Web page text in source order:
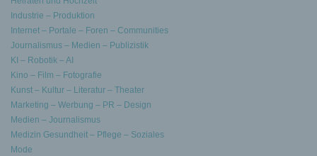
Industrie – Produktion
Internet – Portale – Foren – Communities
Journalismus – Medien – Publizistik
KI – Robotik – AI
Kino – Film – Fotografie
Kunst – Kultur – Literatur – Theater
Marketing – Werbung – PR – Design
Medien – Journalismus
Medizin Gesundheit – Pflege – Soziales
Mode